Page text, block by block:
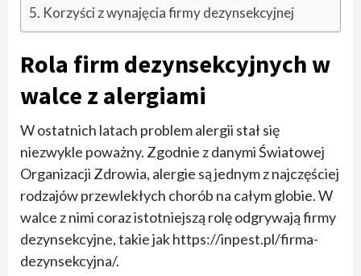
Korzyści z wynajęcia firmy dezynsekcyjnej
Rola firm dezynsekcyjnych w
walce z alergiami
W ostatnich latach problem alergii stał się
niezwykle poważny. Zgodnie z danymi Światowej
Organizacji Zdrowia, alergie są jednym z najczęściej
rodzajów przewlekłych chorób na całym globie. W
walce z nimi coraz istotniejszą rolę odgrywają firmy
dezynsekcyjne, takie jak https://inpest.pl/firma-
dezynsekcyjna/.